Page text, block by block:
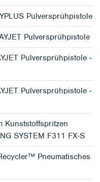
Pulversprühpistole
Pulversprühpistole
Pulversprühpistole -
Pulversprühpistole -
Kunststoffspritzen
SYSTEM F311 FX-S
Pneumatisches